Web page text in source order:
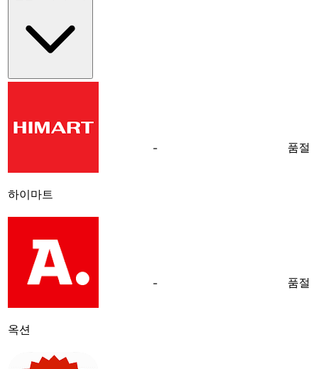
하이마트
- 품절
옥션
- 품절